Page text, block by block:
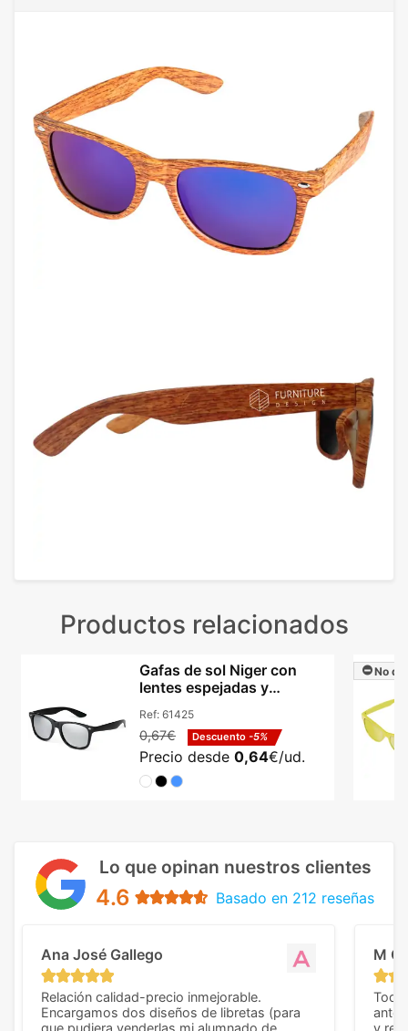
Productos relacionados
Gafas de sol Niger con
lentes espejadas y
Ref: 61425
0,67€ Descuento -5%
Precio desde 0,64€/ud.
No
Lo que opinan nuestros clientes
4.6 Basado en 212 reseñas
Ana José Gallego
Relación calidad-precio inmejorable.
Encargamos dos diseños de libretas (para
M C
Todo